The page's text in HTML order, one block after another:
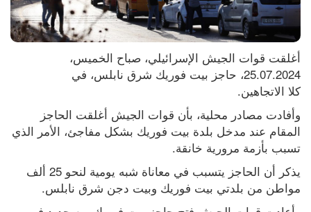
كلا الاتجاهين.
تسبب بأزمة مرورية خانقة.
مواطن من بلدتي بيت فوريك وبيت دجن شرق نابلس.